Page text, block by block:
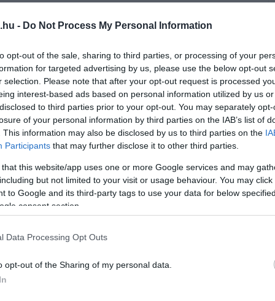
- Do Not Process My Personal Information
opt-out of the sale, sharing to third parties, or processing of your
for targeted advertising by us, please use the below opt-out
selection. Please note that after your opt-out request is processed
interest-based ads based on personal information utilized by us
to third parties prior to your opt-out. You may separately
of your personal information by third parties on the IAB’s list of
This information may also be disclosed by us to third parties on the
Participants that may further disclose it to other third parties.
that this website/app uses one or more Google services and may
but not limited to your visit or usage behaviour. You may
to Google and its third-party tags to use your data for below
consent section.
Data Processing Opt Outs
opt-out of the Sharing of my personal data.
a Cifrakapu utcától északra található
és autóval egyaránt
számára 90 ingyenes parkolóhely áll
egri áruházát a Mátyás király úton, a
válaszként valósul meg. Az új egység
zöldségeket, gyümölcsöket,
látványpékség több mint 50 féle
a vásárlókat. Emellett a korábbi nap
lehet megvásárolni, a
30–50%-kal olcsóbban kínálják.
a városban, így a vállalat összesen